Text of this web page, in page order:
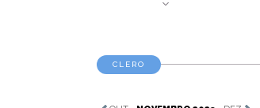
CLERO